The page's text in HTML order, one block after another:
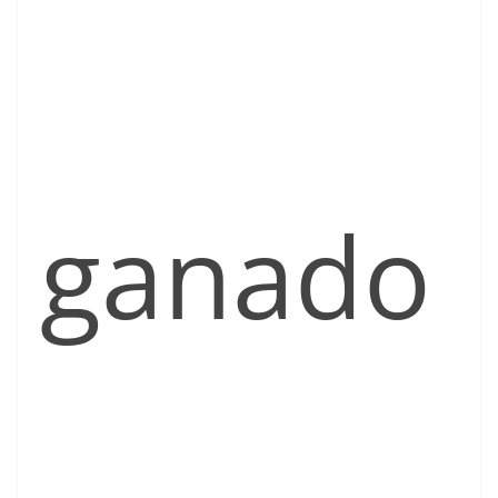
ganado